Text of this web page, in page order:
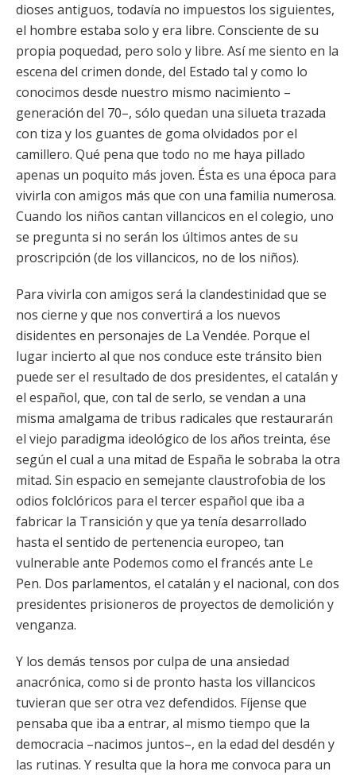
dioses antiguos, todavía no impuestos los siguientes,
el hombre estaba solo y era libre. Consciente de su
propia poquedad, pero solo y libre. Así me siento en la
escena del crimen donde, del Estado tal y como lo
conocimos desde nuestro mismo nacimiento –
generación del 70–, sólo quedan una silueta trazada
con tiza y los guantes de goma olvidados por el
camillero. Qué pena que todo no me haya pillado
apenas un poquito más joven. Ésta es una época para
vivirla con amigos más que con una familia numerosa.
Cuando los niños cantan villancicos en el colegio, uno
se pregunta si no serán los últimos antes de su
proscripción (de los villancicos, no de los niños).
Para vivirla con amigos será la clandestinidad que se
nos cierne y que nos convertirá a los nuevos
disidentes en personajes de La Vendée. Porque el
lugar incierto al que nos conduce este tránsito bien
puede ser el resultado de dos presidentes, el catalán y
el español, que, con tal de serlo, se vendan a una
misma amalgama de tribus radicales que restaurarán
el viejo paradigma ideológico de los años treinta, ése
según el cual a una mitad de España le sobraba la otra
mitad. Sin espacio en semejante claustrofobia de los
odios folclóricos para el tercer español que iba a
fabricar la Transición y que ya tenía desarrollado
hasta el sentido de pertenencia europeo, tan
vulnerable ante Podemos como el francés ante Le
Pen. Dos parlamentos, el catalán y el nacional, con dos
presidentes prisioneros de proyectos de demolición y
venganza.
Y los demás tensos por culpa de una ansiedad
anacrónica, como si de pronto hasta los villancicos
tuvieran que ser otra vez defendidos. Fíjense que
pensaba que iba a entrar, al mismo tiempo que la
democracia –nacimos juntos–, en la edad del desdén y
las rutinas. Y resulta que la hora me convoca para un